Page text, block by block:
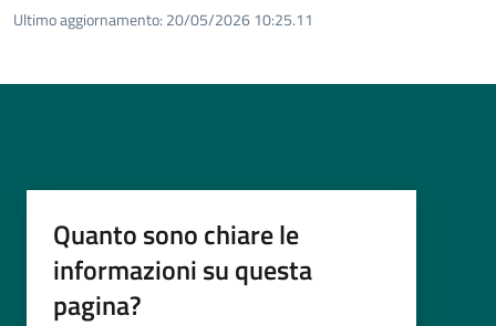
Ultimo aggiornamento: 20/05/2026 10:25.11
Quanto sono chiare le
informazioni su questa
pagina?